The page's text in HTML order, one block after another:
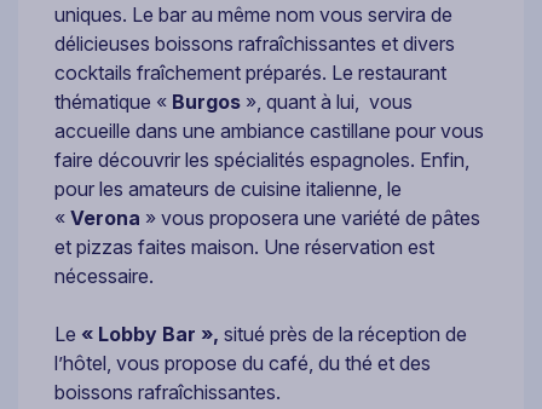
uniques. Le bar au même nom vous servira de
délicieuses boissons rafraîchissantes et divers
cocktails fraîchement préparés. Le restaurant
thématique « Burgos », quant à lui, vous
accueille dans une ambiance castillane pour vous
faire découvrir les spécialités espagnoles. Enfin,
pour les amateurs de cuisine italienne, le
« Verona » vous proposera une variété de pâtes
et pizzas faites maison. Une réservation est
nécessaire.
Le « Lobby Bar », situé près de la réception de
l’hôtel, vous propose du café, du thé et des
boissons rafraîchissantes.